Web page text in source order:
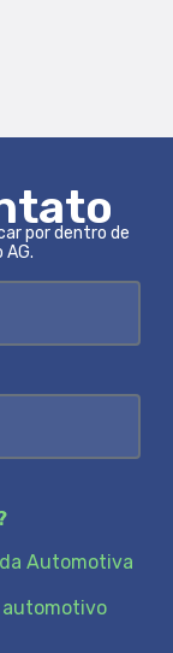
por dentro de
Automotiva
automotivo